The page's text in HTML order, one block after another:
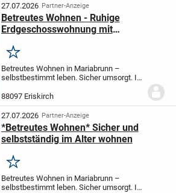
Wohnungen für...
27.07.2026 Partner-Anzeige
Betreutes Wohnen - Ruhige
Erdgeschosswohnung mit
Alter: sicher, selbstständig
Merken
Betreutes Wohnen in Mariabrunn –
selbstbestimmt leben. Sicher umsorgt. In
entstehen zwei attraktive Wohnhäuser
mit insgesamt 17 modernen 2-Zimmer-
Wohnungen für...
88097 Eriskirch
27.07.2026 Partner-Anzeige
*Betreutes Wohnen* Sicher und
selbstständig im Alter wohnen
Merken
Betreutes Wohnen in Mariabrunn –
selbstbestimmt leben. Sicher umsorgt. In